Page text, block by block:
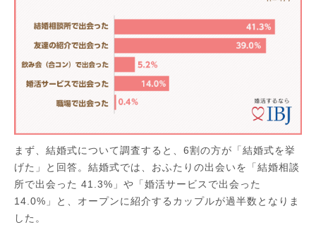
まず、結婚式について調査すると、6割の方が「結婚式を挙
げた」と回答。結婚式では、おふたりの出会いを「結婚相談
所で出会った 41.3%」や「婚活サービスで出会った
14.0%」と、オープンに紹介するカップルが過半数となりま
した。